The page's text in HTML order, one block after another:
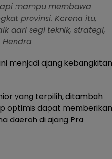
mampu membawa
provinsi. Karena itu,
dari segi teknik, strategi,
menjadi ajang kebangkitan
yang terpilih, ditambah
optimis dapat memberikan
daerah di ajang Pra